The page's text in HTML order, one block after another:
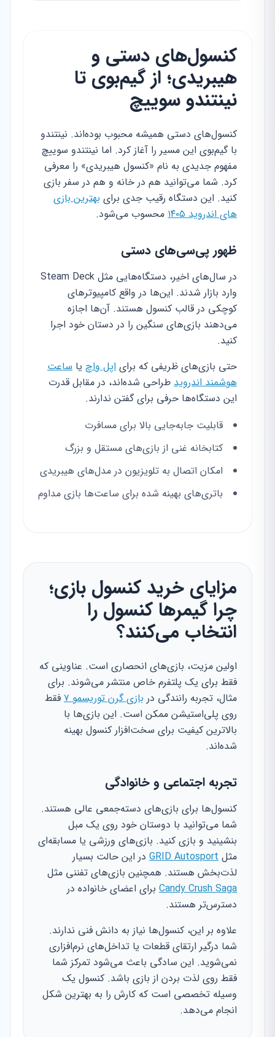
کنسول‌های دستی و
هیبریدی؛ از گیم‌بوی تا
نینتندو سوییچ
کنسول‌های دستی همیشه محبوب بوده‌اند. نینتندو
با گیم‌بوی این مسیر را آغاز کرد. اما نینتندو سوییچ
مفهوم جدیدی به نام «کنسول هیبریدی» را معرفی
کرد. شما می‌توانید هم در خانه و هم در سفر بازی
کنید. این دستگاه رقیب جدی برای بهترین بازی
های اندروید ۱۴۰۵
محسوب می‌شود.
ظهور پی‌سی‌های دستی
در سال‌های اخیر، دستگاه‌هایی مثل Steam Deck
وارد بازار شدند. این‌ها در واقع کامپیوترهای
کوچکی در قالب کنسول هستند. آن‌ها اجازه
می‌دهند بازی‌های سنگین را در دستان خود اجرا
کنید.
حتی بازی‌های ظریفی که برای اپل واچ یا ساعت
هوشمند اندروید طراحی شده‌اند، در مقابل قدرت
این دستگاه‌ها حرفی برای گفتن ندارند.
قابلیت جابه‌جایی بالا برای مسافرت
کتابخانه غنی از بازی‌های مستقل و بزرگ
امکان اتصال به تلویزیون در مدل‌های هیبریدی
باتری‌های بهینه شده برای ساعت‌ها بازی مداوم
مزایای خرید کنسول بازی؛
چرا گیمرها کنسول را
انتخاب می‌کنند؟
اولین مزیت، بازی‌های انحصاری است. عناوینی که
فقط برای یک پلتفرم خاص منتشر می‌شوند. برای
مثال، تجربه رانندگی در بازی گرن توریسمو ۷ فقط
روی پلی‌استیشن ممکن است. این بازی‌ها با
بالاترین کیفیت برای سخت‌افزار کنسول بهینه
شده‌اند.
تجربه اجتماعی و خانوادگی
کنسول‌ها برای بازی‌های دسته‌جمعی عالی هستند.
شما می‌توانید با دوستان خود روی یک مبل
بنشینید و بازی کنید. بازی‌های ورزشی یا مسابقه‌ای
مثل GRID Autosport در این حالت بسیار
لذت‌بخش هستند. همچنین بازی‌های تفننی مثل
Candy Crush Saga برای اعضای خانواده در
دسترس‌تر هستند.
علاوه بر این، کنسول‌ها نیاز به دانش فنی ندارند.
شما درگیر ارتقای قطعات یا تداخل‌های نرم‌افزاری
نمی‌شوید. این سادگی باعث می‌شود تمرکز شما
فقط روی لذت بردن از بازی باشد. کنسول یک
وسیله تخصصی است که کارش را به بهترین شکل
انجام می‌دهد.